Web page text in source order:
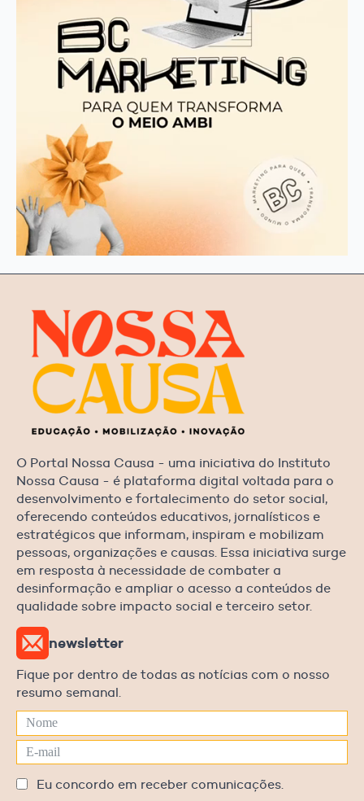
O Portal Nossa Causa - uma iniciativa do Instituto
Nossa Causa - é plataforma digital voltada para o
desenvolvimento e fortalecimento do setor social,
oferecendo conteúdos educativos, jornalísticos e
estratégicos que informam, inspiram e mobilizam
pessoas, organizações e causas. Essa iniciativa surge
em resposta à necessidade de combater a
desinformação e ampliar o acesso a conteúdos de
qualidade sobre impacto social e terceiro setor.
newsletter
Fique por dentro de todas as notícias com o nosso
resumo semanal.
Eu concordo em receber comunicações.